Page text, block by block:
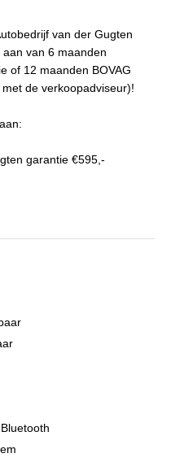
100km
van der Gugten
van 6 maanden
of 12 maanden BOVAG
de verkoopadviseur)!
garantie €595,-
en exterieur)
wij u om van te voren